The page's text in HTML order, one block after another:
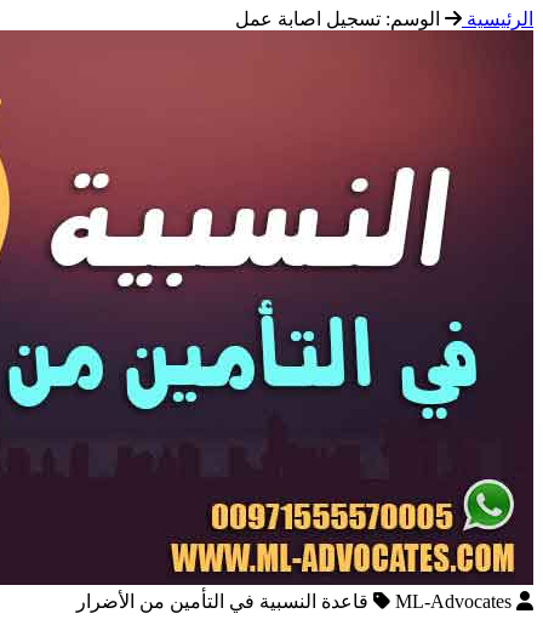
الرئيسية الوسم: تسجيل اصابة عمل
ML-Advocates قاعدة النسبية في التأمين من الأضرار